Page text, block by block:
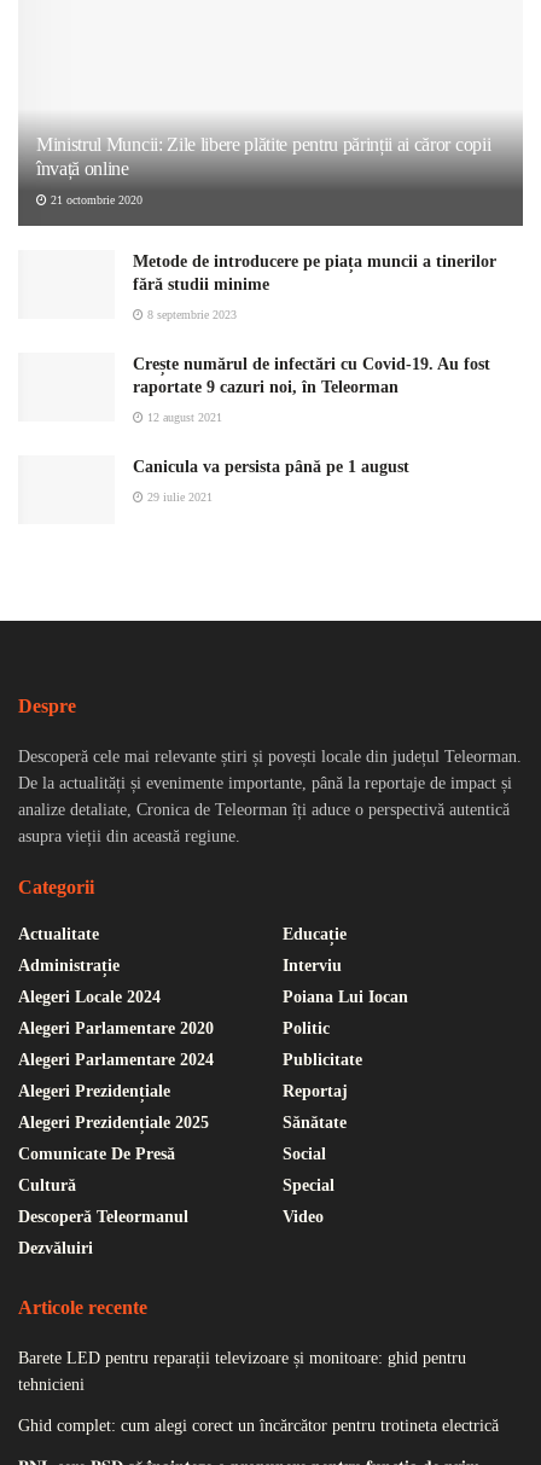
Ministrul Muncii: Zile libere plătite pentru părinții ai căror copii
învață online
21 octombrie 2020
Metode de introducere pe piața muncii a tinerilor
fără studii minime
8 septembrie 2023
Crește numărul de infectări cu Covid-19. Au fost
raportate 9 cazuri noi, în Teleorman
12 august 2021
Canicula va persista până pe 1 august
29 iulie 2021
Despre
Descoperă cele mai relevante știri și povești locale din județul Teleorman.
De la actualități și evenimente importante, până la reportaje de impact și
analize detaliate, Cronica de Teleorman îți aduce o perspectivă autentică
asupra vieții din această regiune.
Categorii
Actualitate
Administrație
Alegeri Locale 2024
Alegeri Parlamentare 2020
Alegeri Parlamentare 2024
Alegeri Prezidențiale
Alegeri Prezidențiale 2025
Comunicate De Presă
Cultură
Descoperă Teleormanul
Dezvăluiri
Educație
Interviu
Poiana Lui Iocan
Politic
Publicitate
Reportaj
Sănătate
Social
Special
Video
Articole recente
Barete LED pentru reparații televizoare și monitoare: ghid pentru
tehnicieni
Ghid complet: cum alegi corect un încărcător pentru trotineta electrică